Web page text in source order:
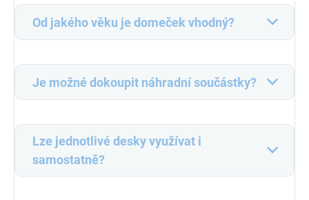
Od jakého věku je domeček vhodný?
Je možné dokoupit náhradní součástky?
Lze jednotlivé desky využívat i
samostatně?